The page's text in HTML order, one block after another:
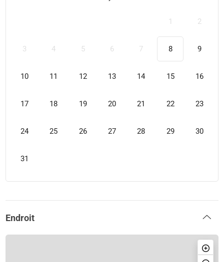
1 2
3 4 5 6 7 8 9
10 11 12 13 14 15 16
17 18 19 20 21 22 23
24 25 26 27 28 29 30
31
Endroit